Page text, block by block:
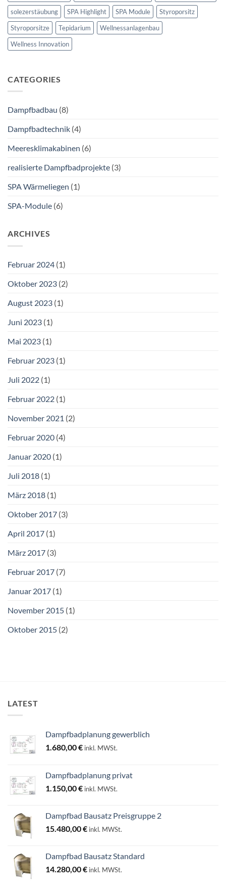
solezerstäubung SPA Highlight SPA Module
Styroporsitz
Styroporsitze
Tepidarium
Wellnessanlagenbau
Wellness Innovation
CATEGORIES
Dampfbadbau (8)
Dampfbadtechnik (4)
Meeresklimakabinen (6)
realisierte Dampfbadprojekte (3)
SPA Wärmeliegen (1)
SPA-Module (6)
ARCHIVES
Februar 2024 (1)
Oktober 2023 (2)
August 2023 (1)
Juni 2023 (1)
Mai 2023 (1)
Februar 2023 (1)
Juli 2022 (1)
Februar 2022 (1)
November 2021 (2)
Februar 2020 (4)
Januar 2020 (1)
Juli 2018 (1)
März 2018 (1)
Oktober 2017 (3)
April 2017 (1)
März 2017 (3)
Februar 2017 (7)
Januar 2017 (1)
November 2015 (1)
Oktober 2015 (2)
LATEST
Dampfbadplanung gewerblich
1.680,00€ inkl. MWSt.
Dampfbadplanung privat
1.150,00€ inkl. MWSt.
Dampfbad Bausatz Preisgruppe 2
15.480,00€ inkl. MWSt.
Dampfbad Bausatz Standard
14.280,00€ inkl. MWSt.